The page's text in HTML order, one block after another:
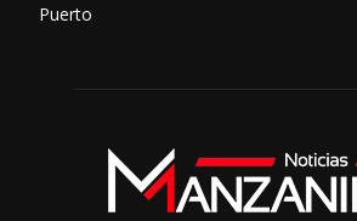
Puerto